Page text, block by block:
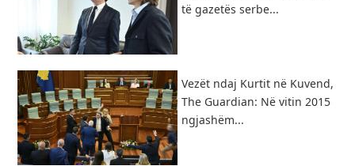
të gazetës serbe...
Vezët ndaj Kurtit në Kuvend,
The Guardian: Në vitin 2015
ngjashëm...